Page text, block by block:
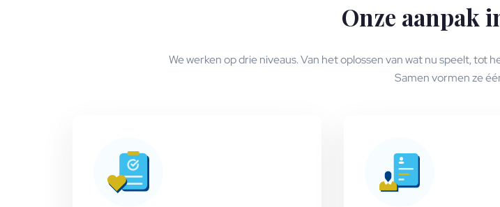
Onze aanpak
We werken op drie niveaus. Van het oplossen van wat nu speelt, tot
Samen vormen ze